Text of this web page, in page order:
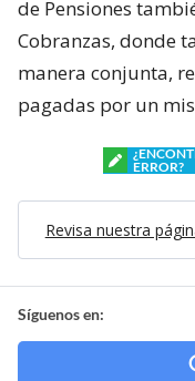
de Pensiones
Cobranzas, donde
manera conjunta,
pagadas por un
ERROR?
Revisa nuestra
Síguenos en: